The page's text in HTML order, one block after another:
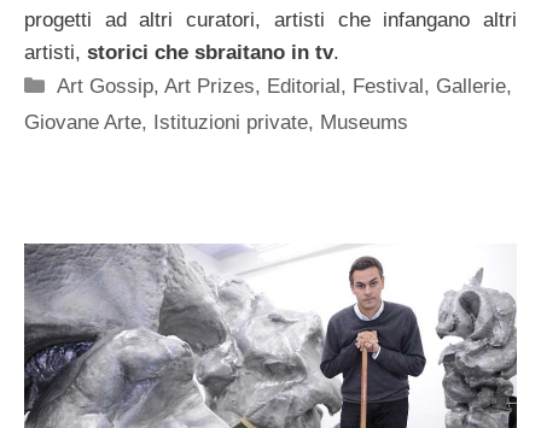
progetti ad altri curatori, artisti che infangano altri
artisti, storici che sbraitano in tv.
Categorie
Art Gossip,Art Prizes, Editorial, Festival, Gallerie,
Giovane Arte, Istituzioni private, Museums